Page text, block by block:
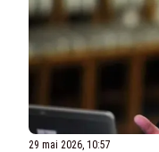
29 mai 2026, 10:57